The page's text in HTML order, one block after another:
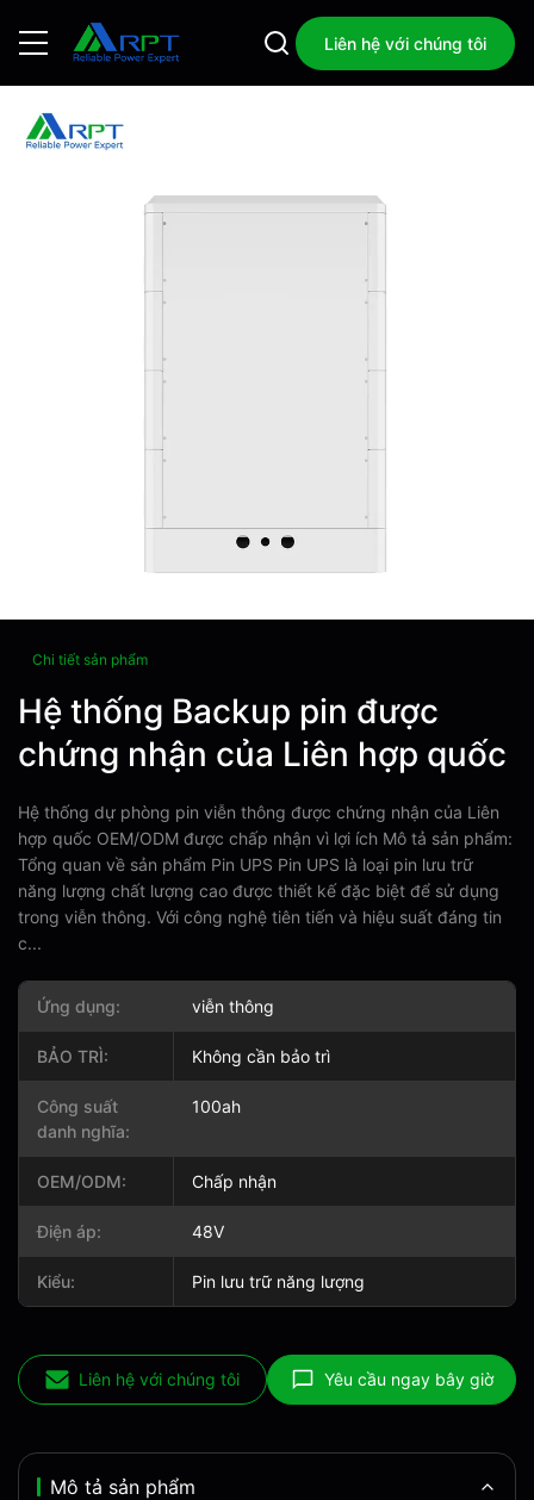
Liên hệ với chúng tôi
Chi tiết sản phẩm
Hệ thống Backup pin được
chứng nhận của Liên hợp quốc
Hệ thống dự phòng pin viễn thông được chứng nhận của Liên
hợp quốc OEM/ODM được chấp nhận vì lợi ích Mô tả sản phẩm:
Tổng quan về sản phẩm Pin UPS Pin UPS là loại pin lưu trữ
năng lượng chất lượng cao được thiết kế đặc biệt để sử dụng
trong viễn thông. Với công nghệ tiên tiến và hiệu suất đáng tin
c...
Ứng dụng: viễn thông
BẢO TRÌ: Không cần bảo trì
Công suất
danh nghĩa:
100ah
OEM/ODM: Chấp nhận
Điện áp: 48V
Kiểu: Pin lưu trữ năng lượng
Liên hệ với chúng tôi Yêu cầu ngay bây giờ
Mô tả sản phẩm